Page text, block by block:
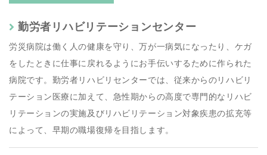
勤労者リハビリテーションセンター
労災病院は働く人の健康を守り、万が一病気になったり、ケガ
をしたときに仕事に戻れるようにお手伝いするために作られた
病院です。勤労者リハビリセンターでは、従来からのリハビリ
テーション医療に加えて、急性期からの高度で専門的なリハビ
リテーションの実施及びリハビリテーション対象疾患の拡充等
によって、早期の職場復帰を目指します。